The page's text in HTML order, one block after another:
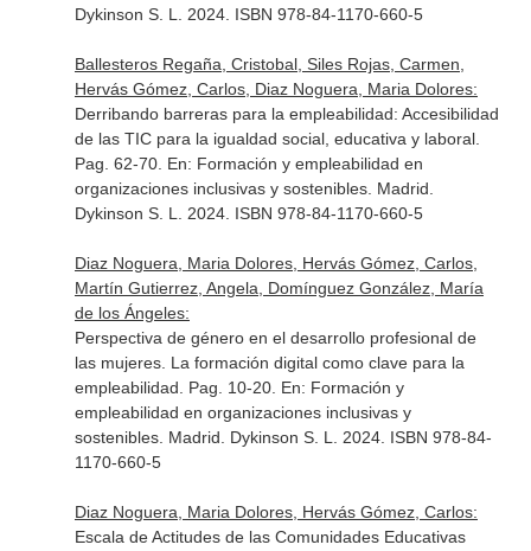
Dykinson S. L. 2024. ISBN 978-84-1170-660-5
Ballesteros Regaña, Cristobal, Siles Rojas, Carmen,
Hervás Gómez, Carlos, Diaz Noguera, Maria Dolores:
Derribando barreras para la empleabilidad: Accesibilidad
de las TIC para la igualdad social, educativa y laboral.
Pag. 62-70. En: Formación y empleabilidad en
organizaciones inclusivas y sostenibles. Madrid.
Dykinson S. L. 2024. ISBN 978-84-1170-660-5
Diaz Noguera, Maria Dolores, Hervás Gómez, Carlos,
Martín Gutierrez, Angela, Domínguez González, María
de los Ángeles:
Perspectiva de género en el desarrollo profesional de
las mujeres. La formación digital como clave para la
empleabilidad. Pag. 10-20. En: Formación y
empleabilidad en organizaciones inclusivas y
sostenibles. Madrid. Dykinson S. L. 2024. ISBN 978-84-
1170-660-5
Diaz Noguera, Maria Dolores, Hervás Gómez, Carlos:
Escala de Actitudes de las Comunidades Educativas